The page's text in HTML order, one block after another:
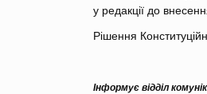
у редакції до
Рішення
Інформує відділ